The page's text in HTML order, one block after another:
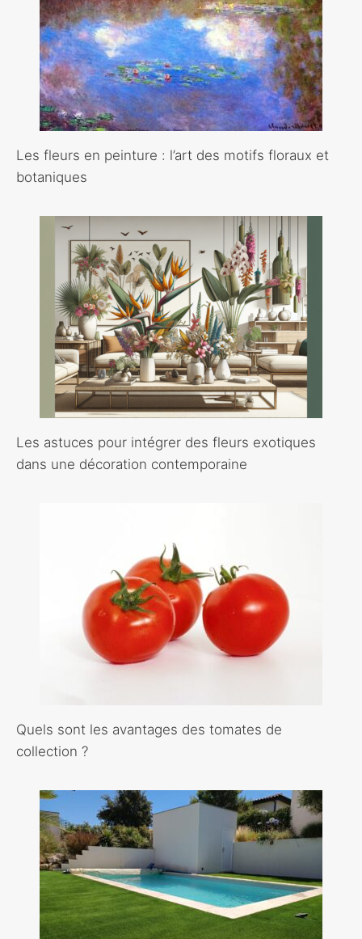
Les fleurs en peinture : l’art des motifs floraux et
botaniques
Les astuces pour intégrer des fleurs exotiques
dans une décoration contemporaine
Quels sont les avantages des tomates de
collection ?